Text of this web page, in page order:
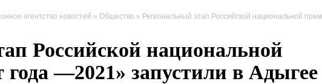
агентство новостей » Общество » Региональный этап Российской национальной премии «Студент года —2021» запустили в
Российской национальной
—2021» запустили в Адыгее